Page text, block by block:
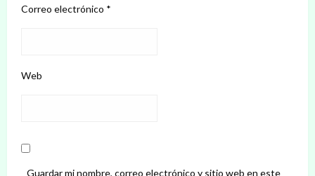
Correo electrónico *
Web
Guardar mi nombre, correo electrónico y sitio web en este